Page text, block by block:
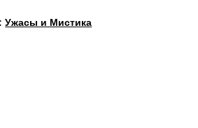
Ужасы и Мистика